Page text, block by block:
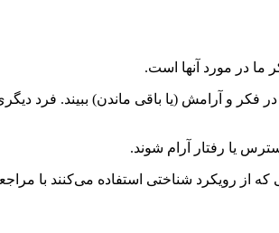
ما در مورد آنها است.
فکر و آرامش (یا باقی ماندن) ببیند. فرد
یا رفتار آرام شوند.
که از رویکرد شناختی استفاده می‌کنند با